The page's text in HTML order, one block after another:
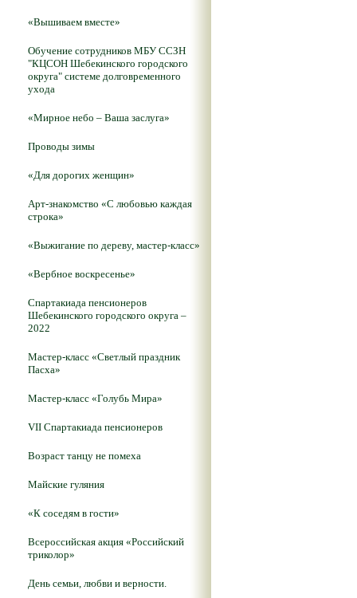
«Вышиваем вместе»
Обучение сотрудников МБУ ССЗН
"КЦСОН Шебекинского городского
округа" системе долговременного
ухода
«Мирное небо – Ваша заслуга»
Проводы зимы
«Для дорогих женщин»
Арт-знакомство «С любовью каждая
строка»
«Выжигание по дереву, мастер-класс»
«Вербное воскресенье»
Спартакиада пенсионеров
Шебекинского городского округа –
2022
Мастер-класс «Светлый праздник
Пасха»
Мастер-класс «Голубь Мира»
VII Спартакиада пенсионеров
Возраст танцу не помеха
Майские гуляния
«К соседям в гости»
Всероссийская акция «Российский
триколор»
День семьи, любви и верности.